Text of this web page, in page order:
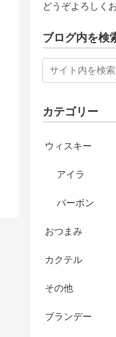
どうぞよろしく
ブログ内を検
カテゴリー
ウィスキー
アイラ
バーボン
おつまみ
カクテル
その他
ブランデー